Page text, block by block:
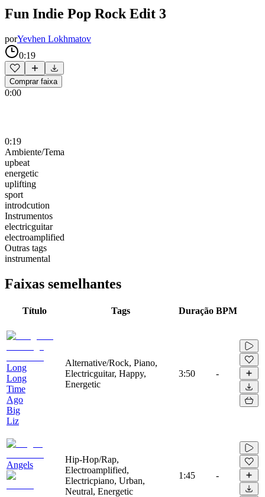
Fun Indie Pop Rock Edit 3
porYevhen Lokhmatov
0:19
Comprar faixa
0:00
0:19
Ambiente/Tema
upbeat
energetic
uplifting
sport
introdcution
Instrumentos
electricguitar
electroamplified
Outras tags
instrumental
Faixas semelhantes
Título Tags Duração BPM
Long
Long
Time
Ago
Big
Liz
Alternative/Rock, Piano,
Electricguitar, Happy,
Energetic
3:50 -
Angels
Hip-Hop/Rap,
Electroamplified,
Electricpiano, Urban,
Neutral, Energetic
1:45 -